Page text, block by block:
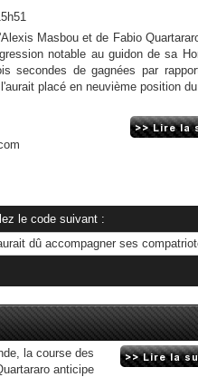
Masbou et de Fabio
notable au guidon de sa
secondes de gagnées par
placé en neuvième position
le code suivant :
la course des
anticipe